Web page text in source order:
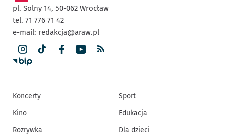
pl. Solny 14, 50-062 Wrocław
tel. 71 776 71 42
e-mail: redakcja@araw.pl
Koncerty
Kino
Rozrywka
Sport
Edukacja
Dla dzieci